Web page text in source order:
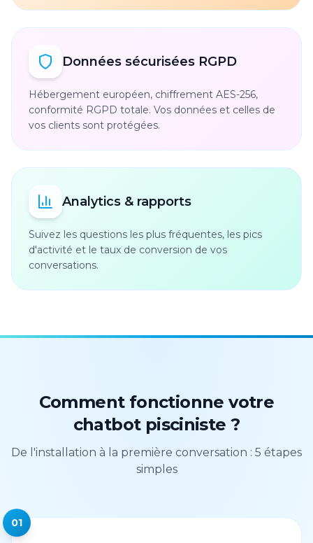
Données sécurisées RGPD
Hébergement européen, chiffrement AES-256,
conformité RGPD totale. Vos données et celles de
vos clients sont protégées.
Analytics & rapports
Suivez les questions les plus fréquentes, les pics
d'activité et le taux de conversion de vos
conversations.
Comment fonctionne votre
chatbot pisciniste ?
De l'installation à la première conversation : 5 étapes
simples
01